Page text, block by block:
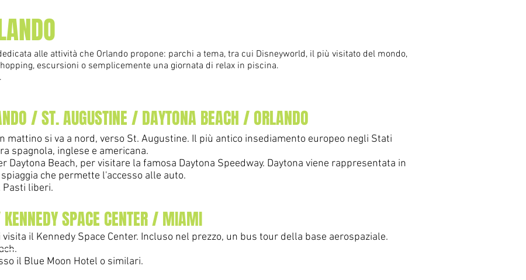
alle attività che Orlando propone: parchi a tema, tra cui Disneyworld, il più visitato del mondo,
escursioni o semplicemente una giornata di relax in piscina.
/ ST. AUGUSTINE / DAYTONA BEACH / ORLANDO
mattino si va a nord, verso St. Augustine. Il più antico insediamento europeo negli Stati
spagnola, inglese e americana.
Daytona Beach, per visitare la famosa Daytona Speedway. Daytona viene rappresentata in
a che permette l'accesso alle auto.
Pasti liberi.
SPACE CENTER / MIAMI
il Kennedy Space Center. Incluso nel prezzo, un bus tour della base aerospaziale.
il Blue Moon Hotel o similari.